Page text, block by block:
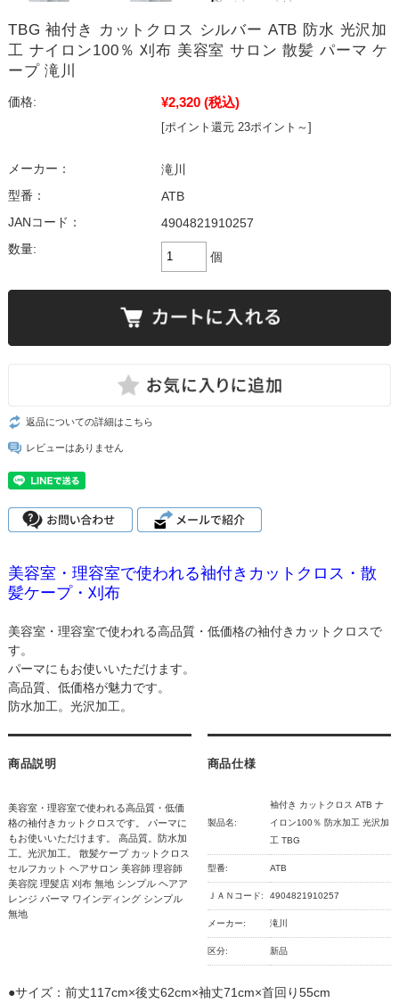
TBG 袖付き カットクロス シルバー ATB 防水 光沢加
工 ナイロン100％ 刈布 美容室 サロン 散髪 パーマ ケ
ープ 滝川
価格: ¥2,320 (税込)
[ポイント還元 23ポイント～]
メーカー：
滝川
型番：
ATB
JANコード：
4904821910257
数量:
個
返品についての詳細はこちら
レビューはありません
美容室・理容室で使われる袖付きカットクロス・散
髪ケープ・刈布
美容室・理容室で使われる高品質・低価格の袖付きカットクロスで
す。
パーマにもお使いいただけます。
高品質、低価格が魅力です。
防水加工。光沢加工。
商品説明
美容室・理容室で使われる高品質・低価
格の袖付きカットクロスです。 パーマに
もお使いいただけます。 高品質。防水加
工。光沢加工。 散髪ケープ カットクロス
セルフカット ヘアサロン 美容師 理容師
美容院 理髪店 刈布 無地 シンプル ヘアア
レンジ パーマ ワインディング シンプル
無地
商品仕様
製品名:
袖付き カットクロス ATB ナ
イロン100％ 防水加工 光沢加
工 TBG
型番: ATB
ＪＡＮコード: 4904821910257
メーカー: 滝川
区分: 新品
●サイズ：前丈117cm×後丈62cm×袖丈71cm×首回り55cm